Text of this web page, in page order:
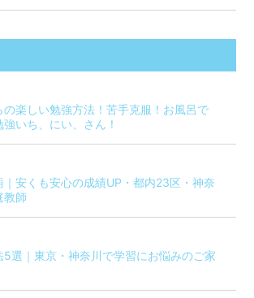
の楽しい勉強方法！苦手克服！お風呂で
いち、にい、さん！
｜安くも安心の成績UP・都内23区・神奈
教師
5選｜東京・神奈川で学習にお悩みのご家